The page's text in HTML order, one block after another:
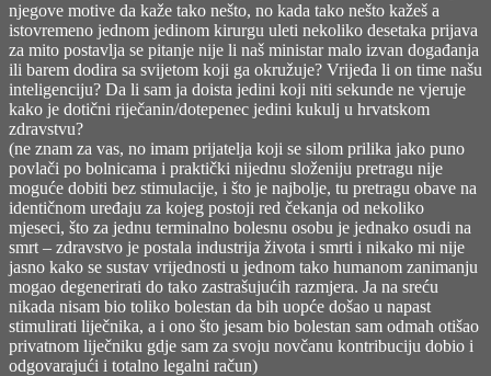
njegove motive da kaže tako nešto, no kada tako nešto kažeš a
istovremeno jednom jedinom kirurgu uleti nekoliko desetaka prijava
za mito postavlja se pitanje nije li naš ministar malo izvan događanja
ili barem dodira sa svijetom koji ga okružuje? Vrijeđa li on time našu
inteligenciju? Da li sam ja doista jedini koji niti sekunde ne vjeruje
kako je dotični riječanin/dotepenec jedini kukulj u hrvatskom
zdravstvu?
(ne znam za vas, no imam prijatelja koji se silom prilika jako puno
povlači po bolnicama i praktički nijednu složeniju pretragu nije
moguće dobiti bez stimulacije, i što je najbolje, tu pretragu obave na
identičnom uređaju za kojeg postoji red čekanja od nekoliko
mjeseci, što za jednu terminalno bolesnu osobu je jednako osudi na
smrt – zdravstvo je postala industrija života i smrti i nikako mi nije
jasno kako se sustav vrijednosti u jednom tako humanom zanimanju
mogao degenerirati do tako zastrašujućih razmjera. Ja na sreću
nikada nisam bio toliko bolestan da bih uopće došao u napast
stimulirati liječnika, a i ono što jesam bio bolestan sam odmah otišao
privatnom liječniku gdje sam za svoju novčanu kontribuciju dobio i
odgovarajući i totalno legalni račun)